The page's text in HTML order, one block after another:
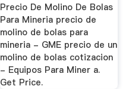
Precio De Molino De Bolas
Para Mineria precio de
molino de bolas para
mineria - GME precio de un
molino de bolas cotizacion
- Equipos Para Miner a.
Get Price.